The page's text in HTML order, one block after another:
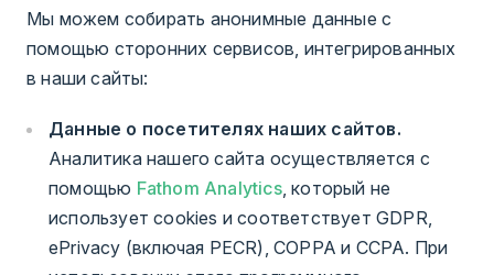
Мы можем собирать анонимные данные с
помощью сторонних сервисов, интегрированных
в наши сайты:
Данные о посетителях наших сайтов.
Аналитика нашего сайта осуществляется с
помощью Fathom Analytics, который не
использует cookies и соответствует GDPR,
ePrivacy (включая PECR), COPPA и CCPA. При